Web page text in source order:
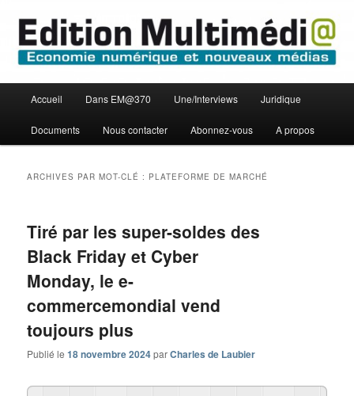
contenu
principal
contenu
secondaire
Edition Multimédi@
principal
Accueil Dans EM@370 Une/Interviews Juridique
Documents Nous contacter Abonnez-vous A propos
ARCHIVES PAR MOT-CLÉ : PLATEFORME DE MARCHÉ
Tiré par les super-soldes des
Black Friday et Cyber
Monday, le e-
commercemondial vend
toujours plus
Publié le18 novembre 2024parCharles de Laubier